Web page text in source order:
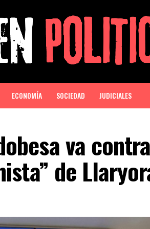
ECONOMÍA SOCIEDAD JUDICIALES
va
de